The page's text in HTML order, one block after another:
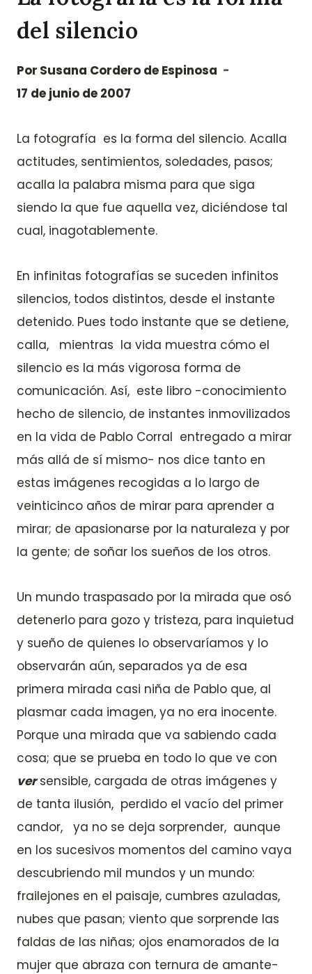
del silencio
Por Susana Cordero de Espinosa
17 de junio de 2007
La fotografía es la forma del silencio. Acalla
actitudes, sentimientos, soledades, pasos;
acalla la palabra misma para que siga
siendo la que fue aquella vez, diciéndose tal
cual, inagotablemente.
En infinitas fotografías se suceden infinitos
silencios, todos distintos, desde el instante
detenido. Pues todo instante que se detiene,
calla, mientras la vida muestra cómo el
silencio es la más vigorosa forma de
comunicación. Así, este libro -conocimiento
hecho de silencio, de instantes inmovilizados
en la vida de Pablo Corral entregado a mirar
más allá de sí mismo- nos dice tanto en
estas imágenes recogidas a lo largo de
veinticinco años de mirar para aprender a
mirar; de apasionarse por la naturaleza y por
la gente; de soñar los sueños de los otros.
Un mundo traspasado por la mirada que osó
detenerlo para gozo y tristeza, para inquietud
y sueño de quienes lo observaríamos y lo
observarán aún, separados ya de esa
primera mirada casi niña de Pablo que, al
plasmar cada imagen, ya no era inocente.
Porque una mirada que va sabiendo cada
cosa; que se prueba en todo lo que ve con
versensible, cargada de otras imágenes y
de tanta ilusión, perdido el vacío del primer
candor, ya no se deja sorprender, aunque
en los sucesivos momentos del camino vaya
descubriendo mil mundos y un mundo:
frailejones en el paisaje, cumbres azuladas,
nubes que pasan; viento que sorprende las
faldas de las niñas; ojos enamorados de la
mujer que abraza con ternura de amante-